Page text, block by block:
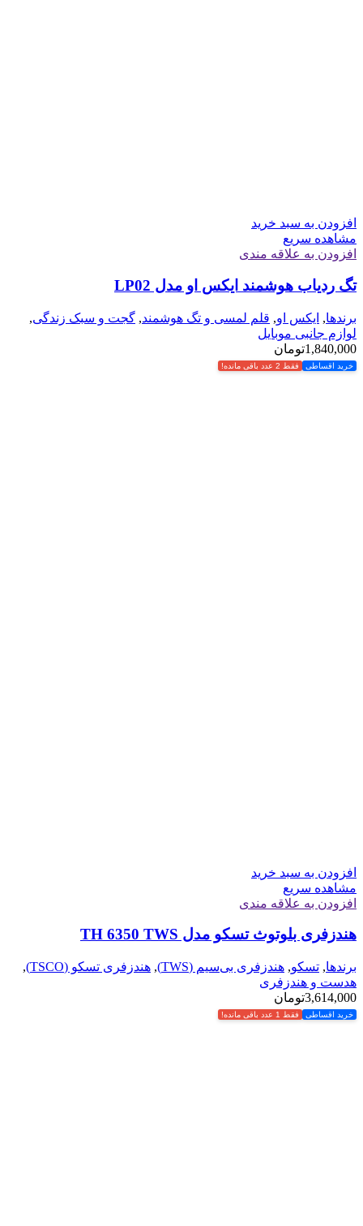
افزودن به سبد خرید
مشاهده سریع
افزودن به علاقه مندی
تگ ردیاب هوشمند ایکس او مدل LP02
برندها, ایکس او, قلم لمسی و تگ هوشمند, گجت و سبک زندگی,
لوازم جانبی موبایل
1,840,000تومان
خرید اقساطی فقط 2 عدد باقی مانده!
افزودن به سبد خرید
مشاهده سریع
افزودن به علاقه مندی
هندزفری بلوتوث تسکو مدل TH 6350 TWS
برندها, تسکو, هندزفری بی‌سیم (TWS) , هندزفری تسکو (TSCO)
,
هدست و هندزفری
3,614,000تومان
خرید اقساطی فقط 1 عدد باقی مانده!